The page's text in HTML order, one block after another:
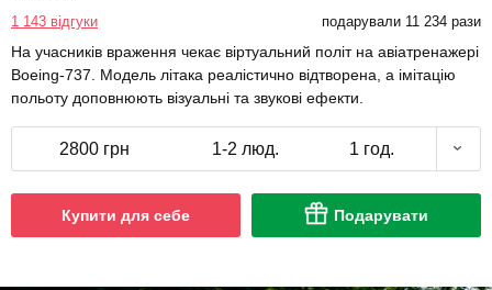
1 143 відгуки подарували 11 234 рази
На учасників враження чекає віртуальний політ на авіатренажері
Boeing-737. Модель літака реалістично відтворена, а імітацію
польоту доповнюють візуальні та звукові ефекти.
2800 грн 1-2 люд. 1 год.
Купити для себе Подарувати